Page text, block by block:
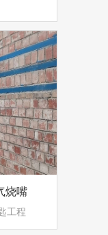
烧嘴
工程